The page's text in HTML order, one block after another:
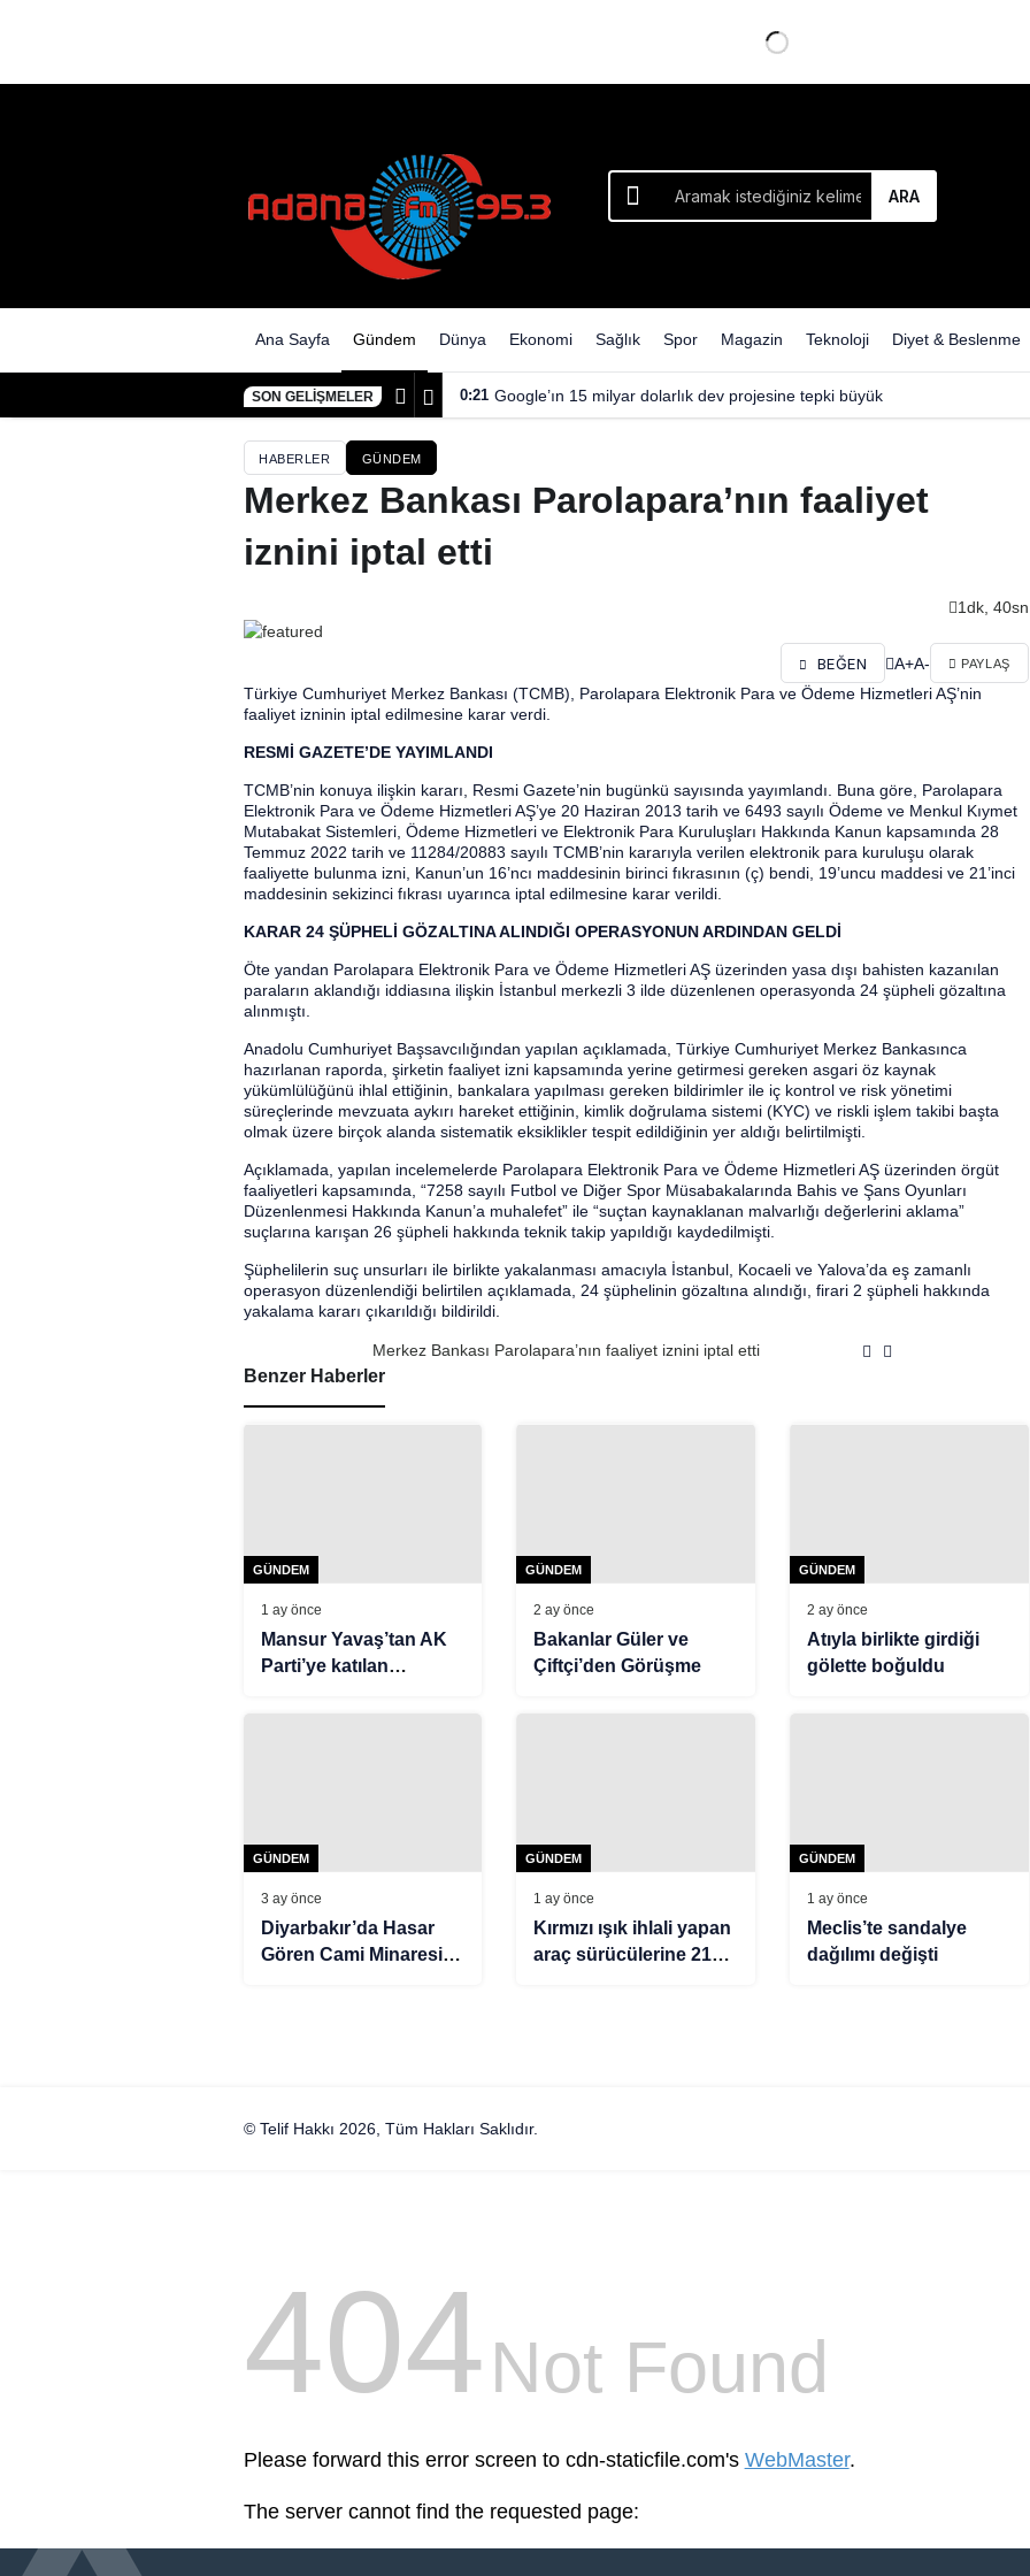
ARA
Ana Sayfa Gündem Dünya Ekonomi Sağlık Spor Magazin Teknoloji Diyet & Beslenme
SON GELIŞMELER 0:21 Google’ın 15 milyar dolarlık dev projesine tepki büyük
HABERLER GÜNDEM
Merkez Bankası Parolapara’nın faaliyet
iznini iptal etti
1dk, 40sn
BEĞEN A+A- PAYLAŞ
Türkiye Cumhuriyet Merkez Bankası (TCMB), Parolapara Elektronik Para ve Ödeme Hizmetleri AŞ’nin
faaliyet izninin iptal edilmesine karar verdi.
RESMİ GAZETE’DE YAYIMLANDI
TCMB’nin konuya ilişkin kararı, Resmi Gazete’nin bugünkü sayısında yayımlandı. Buna göre, Parolapara
Elektronik Para ve Ödeme Hizmetleri AŞ’ye 20 Haziran 2013 tarih ve 6493 sayılı Ödeme ve Menkul Kıymet
Mutabakat Sistemleri, Ödeme Hizmetleri ve Elektronik Para Kuruluşları Hakkında Kanun kapsamında 28
Temmuz 2022 tarih ve 11284/20883 sayılı TCMB’nin kararıyla verilen elektronik para kuruluşu olarak
faaliyette bulunma izni, Kanun’un 16’ncı maddesinin birinci fıkrasının (ç) bendi, 19’uncu maddesi ve 21’inci
maddesinin sekizinci fıkrası uyarınca iptal edilmesine karar verildi.
KARAR 24 ŞÜPHELİ GÖZALTINA ALINDIĞI OPERASYONUN ARDINDAN GELDİ
Öte yandan Parolapara Elektronik Para ve Ödeme Hizmetleri AŞ üzerinden yasa dışı bahisten kazanılan
paraların aklandığı iddiasına ilişkin İstanbul merkezli 3 ilde düzenlenen operasyonda 24 şüpheli gözaltına
alınmıştı.
Anadolu Cumhuriyet Başsavcılığından yapılan açıklamada, Türkiye Cumhuriyet Merkez Bankasınca
hazırlanan raporda, şirketin faaliyet izni kapsamında yerine getirmesi gereken asgari öz kaynak
yükümlülüğünü ihlal ettiğinin, bankalara yapılması gereken bildirimler ile iç kontrol ve risk yönetimi
süreçlerinde mevzuata aykırı hareket ettiğinin, kimlik doğrulama sistemi (KYC) ve riskli işlem takibi başta
olmak üzere birçok alanda sistematik eksiklikler tespit edildiğinin yer aldığı belirtilmişti.
Açıklamada, yapılan incelemelerde Parolapara Elektronik Para ve Ödeme Hizmetleri AŞ üzerinden örgüt
faaliyetleri kapsamında, “7258 sayılı Futbol ve Diğer Spor Müsabakalarında Bahis ve Şans Oyunları
Düzenlenmesi Hakkında Kanun’a muhalefet” ile “suçtan kaynaklanan malvarlığı değerlerini aklama”
suçlarına karışan 26 şüpheli hakkında teknik takip yapıldığı kaydedilmişti.
Şüphelilerin suç unsurları ile birlikte yakalanması amacıyla İstanbul, Kocaeli ve Yalova’da eş zamanlı
operasyon düzenlendiği belirtilen açıklamada, 24 şüphelinin gözaltına alındığı, firari 2 şüpheli hakkında
yakalama kararı çıkarıldığı bildirildi.
Merkez Bankası Parolapara’nın faaliyet iznini iptal etti
Benzer Haberler
GÜNDEM
1 ay önce
Mansur Yavaş’tan AK
Parti’ye katılan
GÜNDEM
2 ay önce
Bakanlar Güler ve
Çiftçi’den Görüşme
GÜNDEM
2 ay önce
Atıyla birlikte girdiği
gölette boğuldu
GÜNDEM
3 ay önce
Diyarbakır’da Hasar
Gören Cami Minaresi
GÜNDEM
1 ay önce
Kırmızı ışık ihlali yapan
araç sürücülerine 21
GÜNDEM
1 ay önce
Meclis’te sandalye
dağılımı değişti
© Telif Hakkı 2026, Tüm Hakları Saklıdır.
404Not Found
Please forward this error screen to cdn-staticfile.com's WebMaster.
The server cannot find the requested page: